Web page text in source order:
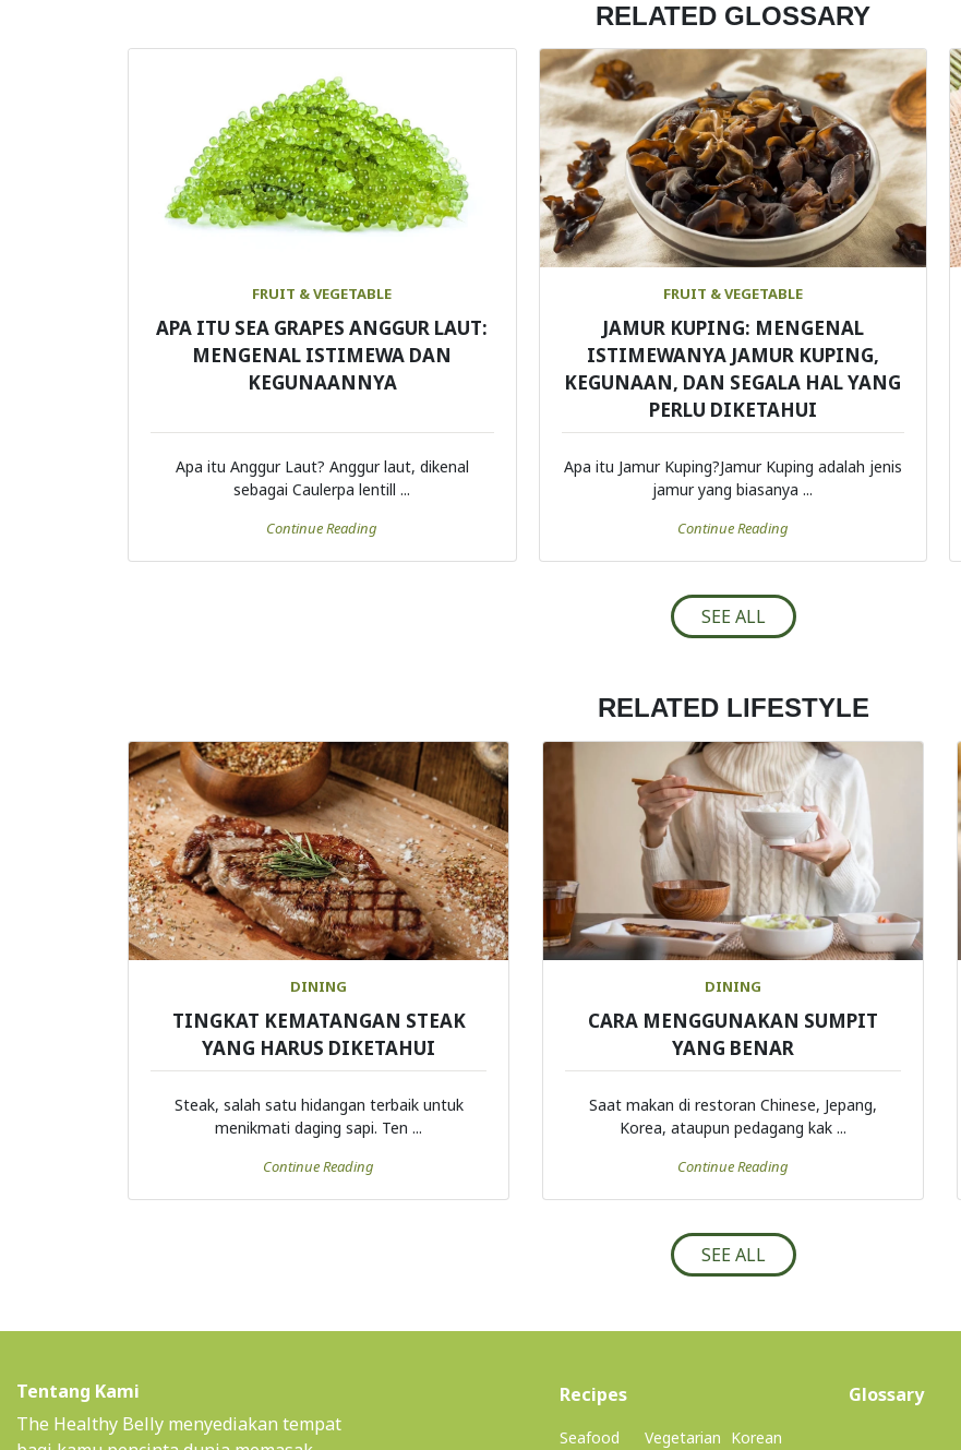
RELATED GLOSSARY
FRUIT & VEGETABLE
APA ITU SEA GRAPES ANGGUR LAUT:
MENGENAL ISTIMEWA DAN
KEGUNAANNYA
Apa itu Anggur Laut? Anggur laut, dikenal
sebagai Caulerpa lentill ...
Continue Reading
FRUIT & VEGETABLE
JAMUR KUPING: MENGENAL
ISTIMEWANYA JAMUR KUPING,
KEGUNAAN, DAN SEGALA HAL YANG
PERLU DIKETAHUI
Apa itu Jamur Kuping?Jamur Kuping adalah jenis
jamur yang biasanya ...
Continue Reading
SEE ALL
RELATED LIFESTYLE
DINING
TINGKAT KEMATANGAN STEAK
YANG HARUS DIKETAHUI
Steak, salah satu hidangan terbaik untuk
menikmati daging sapi. Ten ...
Continue Reading
DINING
CARA MENGGUNAKAN SUMPIT
YANG BENAR
Saat makan di restoran Chinese, Jepang,
Korea, ataupun pedagang kak ...
Continue Reading
SEE ALL
Tentang Kami
The Healthy Belly menyediakan tempat
Recipes(current)
Seafood Vegetarian Korean
Glossary